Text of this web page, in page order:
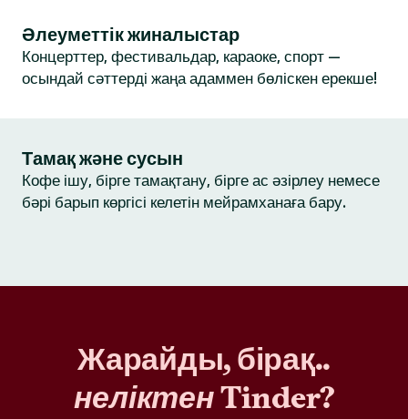
Әлеуметтік жиналыстар
Концерттер, фестивальдар, караоке, спорт —
осындай сәттерді жаңа адаммен бөліскен ерекше!
Тамақ және сусын
Кофе ішу, бірге тамақтану, бірге ас әзірлеу немесе
бәрі барып көргісі келетін мейрамханаға бару.
Жарайды, бірақ..
неліктенTinder?